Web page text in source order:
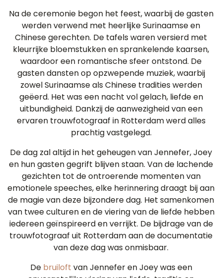
Na de ceremonie begon het feest, waarbij de gasten
werden verwend met heerlijke Surinaamse en
Chinese gerechten. De tafels waren versierd met
kleurrijke bloemstukken en sprankelende kaarsen,
waardoor een romantische sfeer ontstond. De
gasten dansten op opzwepende muziek, waarbij
zowel Surinaamse als Chinese tradities werden
geëerd. Het was een nacht vol gelach, liefde en
uitbundigheid. Dankzij de aanwezigheid van een
ervaren trouwfotograaf in Rotterdam werd alles
prachtig vastgelegd.
De dag zal altijd in het geheugen van Jennefer, Joey
en hun gasten gegrift blijven staan. Van de lachende
gezichten tot de ontroerende momenten van
emotionele speeches, elke herinnering draagt bij aan
de magie van deze bijzondere dag. Het samenkomen
van twee culturen en de viering van de liefde hebben
iedereen geïnspireerd en verrijkt. De bijdrage van de
trouwfotograaf uit Rotterdam aan de documentatie
van deze dag was onmisbaar.
De bruiloft van Jennefer en Joey was een